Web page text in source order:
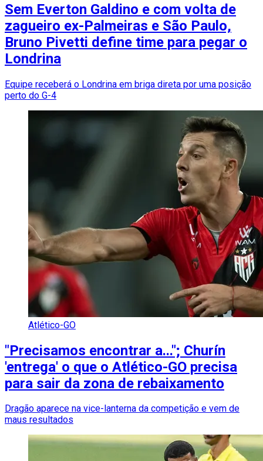
Sem Everton Galdino e com volta de
zagueiro ex-Palmeiras e São Paulo,
Bruno Pivetti define time para pegar o
Londrina
Equipe receberá o Londrina em briga direta por uma posição
perto do G-4
Atlético-GO
"Precisamos encontrar a..."; Churín
'entrega' o que o Atlético-GO precisa
para sair da zona de rebaixamento
Dragão aparece na vice-lanterna da competição e vem de
maus resultados